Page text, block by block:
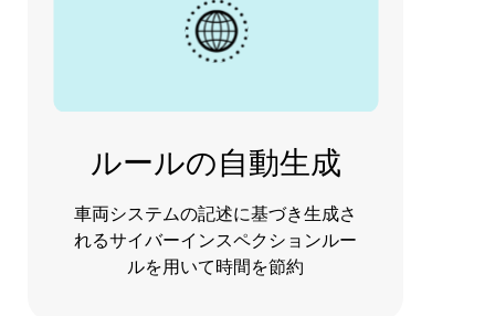
ルールの自動生成
車両システムの記述に基づき生成さ
れるサイバーインスペクションルー
ルを用いて時間を節約